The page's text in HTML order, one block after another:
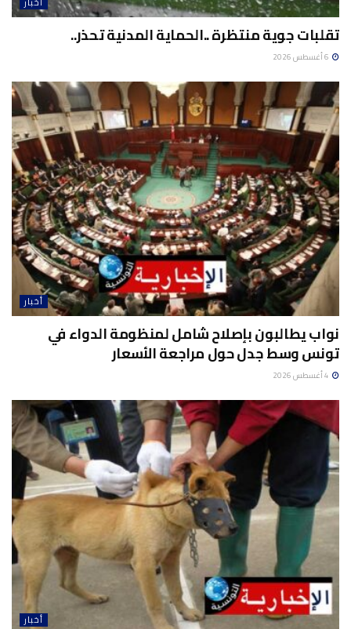
تقلبات جوية منتظرة ..الحماية المدنية تحذر..
أخبار
نواب يطالبون بإصلاح شامل لمنظومة الدواء في
تونس وسط جدل حول مراجعة الأسعار
أخبار